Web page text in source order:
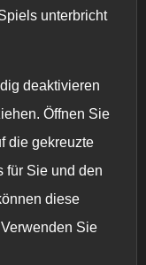
unterbricht
deaktivieren
Öffnen Sie
die gekreuzte
für Sie und den
diese
Sie